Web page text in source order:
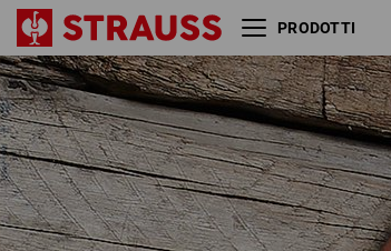
PRODOTTI
e.s. Guanti da montaggio
Protect